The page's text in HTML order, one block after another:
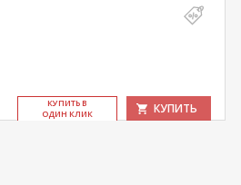
КУ­ПИТЬ В
ОДИН КЛИК
КУПИТЬ